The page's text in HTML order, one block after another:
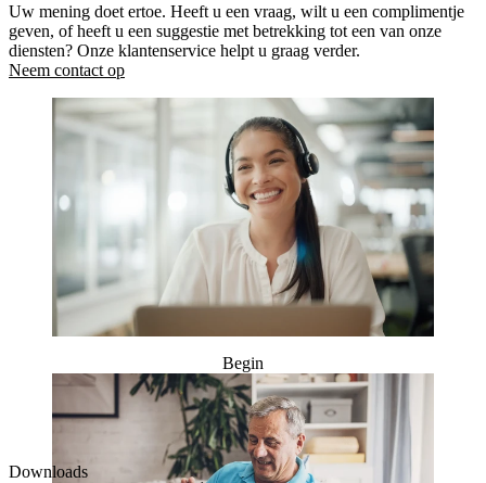
Uw mening doet ertoe. Heeft u een vraag, wilt u een complimentje
geven, of heeft u een suggestie met betrekking tot een van onze
diensten? Onze klantenservice helpt u graag verder.
Neem contact op
Begin
Downloads